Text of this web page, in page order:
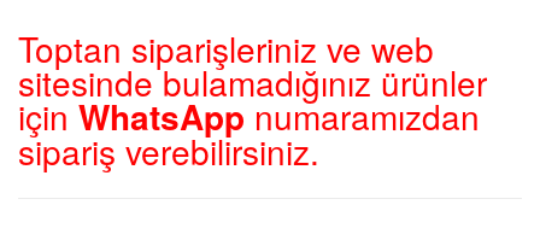
Toptan siparişleriniz ve web
sitesinde bulamadığınız ürünler
için WhatsApp numaramızdan
sipariş verebilirsiniz.